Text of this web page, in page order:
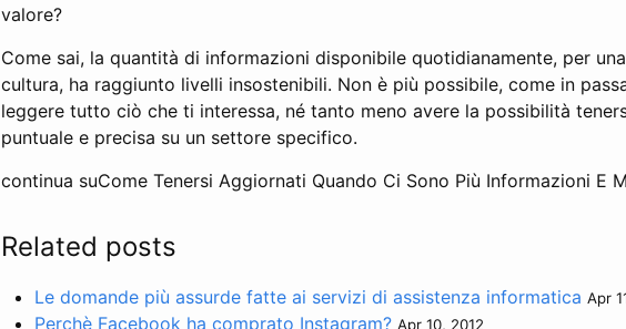
valore?
Come sai, la quantità di informazioni disponibile quotidianamente, per
cultura, ha raggiunto livelli insostenibili. Non è più possibile, come in
leggere tutto ciò che ti interessa, né tanto meno avere la possibilità
puntuale e precisa su un settore specifico.
continua suCome Tenersi Aggiornati Quando Ci Sono Più Informazioni E
Related posts
Le domande più assurde fatte ai servizi di assistenza informatica Apr
Perchè Facebook ha comprato Instagram? Apr 10, 2012